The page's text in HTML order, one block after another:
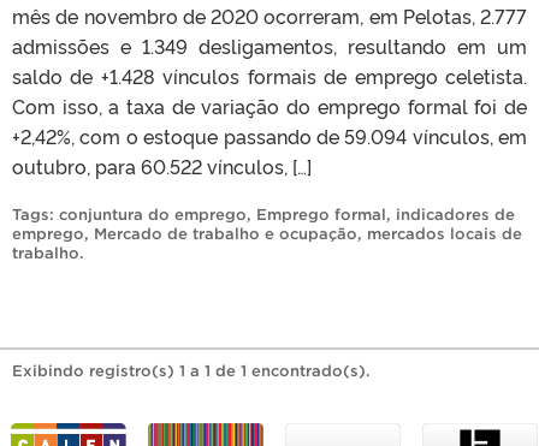
mês de novembro de 2020 ocorreram, em Pelotas, 2.777
admissões e 1.349 desligamentos, resultando em um
saldo de +1.428 vínculos formais de emprego celetista.
Com isso, a taxa de variação do emprego formal foi de
+2,42%, com o estoque passando de 59.094 vínculos, em
outubro, para 60.522 vínculos, […]
Tags: conjuntura do emprego, Emprego formal, indicadores de
emprego, Mercado de trabalho e ocupação, mercados locais de
trabalho.
Exibindo registro(s) 1 a 1 de 1 encontrado(s).